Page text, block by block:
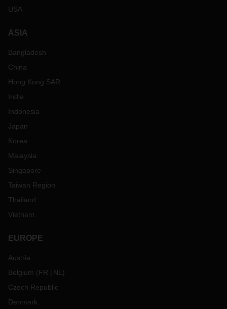
USA
ASIA
Bangladesh
China
Hong Kong SAR
India
Indonesia
Japan
Korea
Malaysia
Singapore
Taiwan Region
Thailand
Vietnam
EUROPE
Austria
Belgium (FR NL )
Czech Republic
Denmark